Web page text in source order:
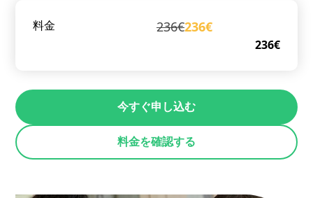
料金
236€
236€236€
今すぐ申し込む
料金を確認する